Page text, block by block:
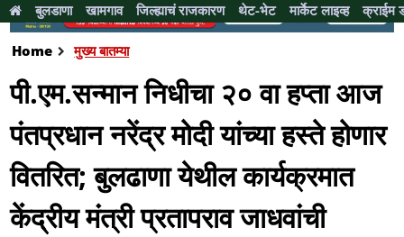
बुलडाणा खामगाव जिल्ह्याचं राजकारण थेट-भेट मार्केट लाइव्ह क्राईम
Home मुख्य बातम्या
पी.एम.सन्मान निधीचा २० वा हप्ता आज
पंतप्रधान नरेंद्र मोदी यांच्या हस्ते होणार
वितरित; बुलढाणा येथील कार्यक्रमात
केंद्रीय मंत्री प्रतापराव जाधवांची